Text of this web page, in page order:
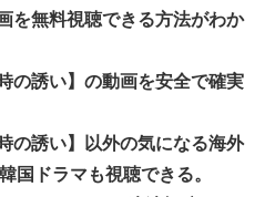
を無料視聴できる方法がわか
の誘い】の動画を安全で確実
の誘い】以外の気になる海外
国ドラマも視聴できる。